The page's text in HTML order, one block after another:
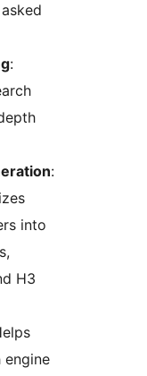
:
:
into
H3
engine